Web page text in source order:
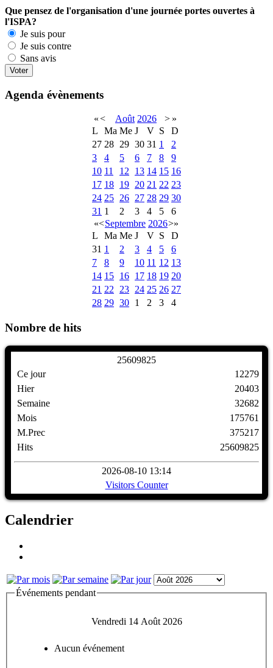
Que pensez de l'organisation d'une journée portes ouvertes à
l'ISPA?
Je suis pour
Je suis contre
Sans avis
Agenda évènements
«< Août 2026 > »
L
Ma Me J V S
D
27 28 29 30 31 1
2
3
4 5 6 7 8
9
10 11 12 13 14 15 16
17 18 19 20 21 22 23
24 25 26 27 28 29 30
31 1 2 3 4 5
6
«<Septembre 2026>»
L
Ma Me J V S
D
31 1 2 3 4 5
6
7
8 9 10 11 12 13
14 15 16 17 18 19 20
21 22 23 24 25 26 27
28 29 30 1 2 3 4
Nombre de hits
25609825
Ce jour
Hier
Semaine
Mois
M.Prec
Hits
12279
20403
32682
175761
375217
25609825
2026-08-10 13:14
Visitors Counter
Calendrier
Événements pendant
Vendredi 14 Août 2026
Aucun événement